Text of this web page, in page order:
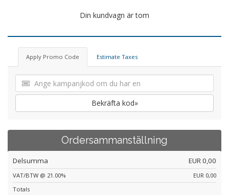
Din kundvagn är tom
Apply Promo Code Estimate Taxes
Bekräfta kod»
Ordersammanställning
Delsumma EUR 0,00
VAT/BTW @ 21.00%
EUR 0,00
Totals